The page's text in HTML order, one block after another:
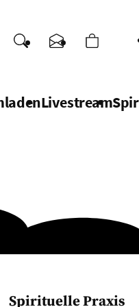
SucheKontakt
Livestream
Spirituelle Praxis